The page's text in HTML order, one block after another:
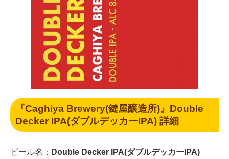
『Caghiya Brewery(鍵屋醸造所)』Double
Decker IPA(ダブルデッカーIPA) 詳細
ビール名： Double Decker IPA(ダブルデッカーIPA)